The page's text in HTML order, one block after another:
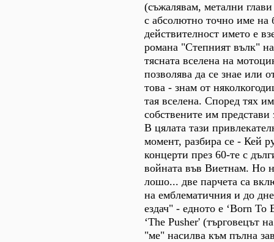
(съжалявам, метални
с абсолютно точно име на
действителност името е
романа "Степният вълк"
тясната вселена на
позволява да се знае или
това - знам от
тая вселена. Според тях
собствените им представи
В цялата тази
момент, разбира се - Кей
концерти през 60-те с
войната във Виетнам. Но
лошо... две парчета са
на емблематичния и до
ездач" - едното е ‘Born To
‘The Pusher' (търговецът
"ме" насилва към пълна